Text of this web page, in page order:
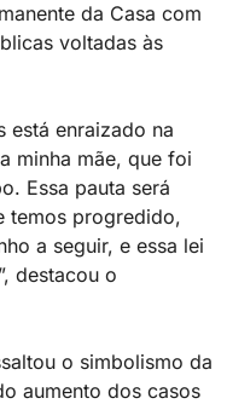
da Casa com
voltadas às
está enraizado na
minha mãe, que foi
Essa pauta será
temos progredido,
a seguir, e essa lei
destacou o
o simbolismo da
aumento dos casos